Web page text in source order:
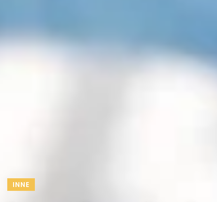
INNE